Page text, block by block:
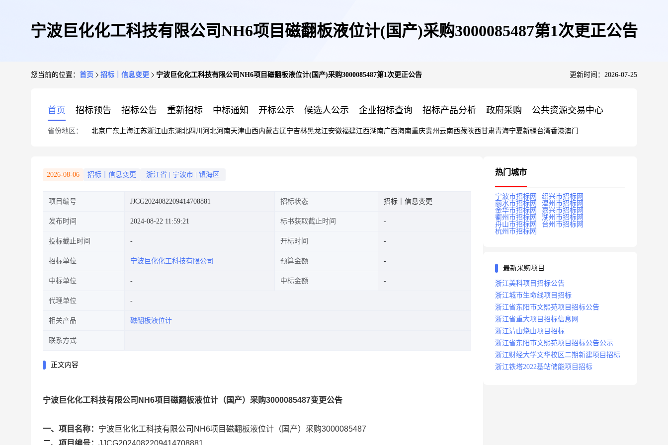
宁波巨化化工科技有限公司NH6项目磁翻板液位计(国产)采购3000085487第1次更正公告
您当前的位置： 首页 招标｜信息变更 宁波巨化化工科技有限公司NH6项目磁翻板液位计(国产)采购3000085487第1次更正公告 更新时间：2026-07-25
首页 招标预告 招标公告 重新招标 中标通知 开标公示 候选人公示 企业招标查询 招标产品分析 政府采购 公共资源交易中心
省份地区： 北京广东 上海江苏浙江山东湖北四川 河北河南天津山西内蒙古辽宁吉林黑龙江安徽福建江西湖南广西海南重庆贵州 云南西藏陕西甘肃青海宁夏新疆台湾香港澳门
2026-08-06 招标｜信息变更 浙江省 宁波市 镇海区
项目编号 JJCG2024082209414708881 招标状态 招标｜信息变更
发布时间 2024-08-22 11:59:21 标书获取截止时间
投标截止时间 开标时间
招标单位 宁波巨化化工科技有限公司 预算金额
中标单位 中标金额
代理单位
相关产品 磁翻板液位计
联系方式
正文内容
宁波巨化化工科技有限公司NH6项目磁翻板液位计（国产）采购3000085487变更公告
一、项目名称： 宁波巨化化工科技有限公司NH6项目磁翻板液位计（国产）采购3000085487
二、项目编号： JJCG2024082209414708881
热门城市
宁波市招标网
绍兴市招标网
丽水市招标网
温州市招标网
金华市招标网
嘉兴市招标网
衢州市招标网
湖州市招标网
舟山市招标网
台州市招标网
杭州市招标网
最新采购项目
浙江美科项目招标公告
浙江城市生命线项目招标
浙江省东阳市文熙苑项目招标公告
浙江省重大项目招标信息网
浙江清山烧山项目招标
浙江省东阳市文熙苑项目招标公告公示
浙江财经大学文华校区二期新建项目招标
浙江铁塔2022基站储能项目招标